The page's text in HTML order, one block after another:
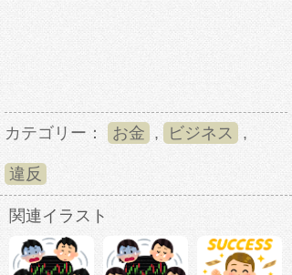
カテゴリー： お金 , ビジネス ,
違反
関連イラスト